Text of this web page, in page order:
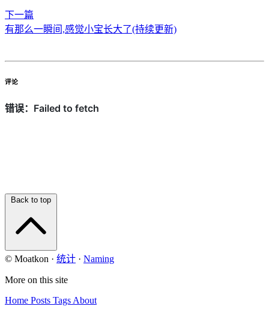
下一篇
有那么一瞬间,感觉小宝长大了(持续更新)
评论
Back to top
© Moatkon · 统计 · Naming
More on this site
Home Posts Tags About